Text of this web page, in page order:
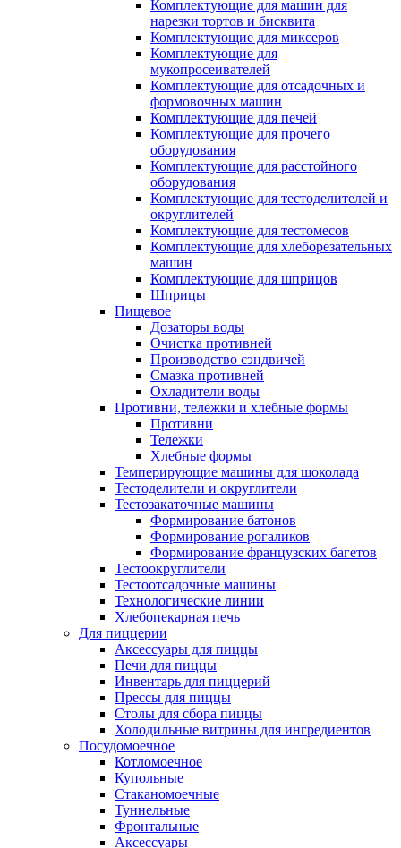
Комплектующие для машин для
нарезки тортов и бисквита
Комплектующие для миксеров
Комплектующие для
мукопросеивателей
Комплектующие для отсадочных и
формовочных машин
Комплектующие для печей
Комплектующие для прочего
оборудования
Комплектующие для расстойного
оборудования
Комплектующие для тестоделителей и
округлителей
Комплектующие для тестомесов
Комплектующие для хлеборезательных
машин
Комплектующие для шприцов
Шприцы
Пищевое
Дозаторы воды
Очистка противней
Производство сэндвичей
Смазка противней
Охладители воды
Противни, тележки и хлебные формы
Противни
Тележки
Хлебные формы
Темперирующие машины для шоколада
Тестоделители и округлители
Тестозакаточные машины
Формирование батонов
Формирование рогаликов
Формирование французских багетов
Тестоокруглители
Тестоотсадочные машины
Технологические линии
Хлебопекарная печь
Для пиццерии
Аксессуары для пиццы
Печи для пиццы
Инвентарь для пиццерий
Прессы для пиццы
Столы для сбора пиццы
Холодильные витрины для ингредиентов
Посудомоечное
Котломоечное
Купольные
Стаканомоечные
Туннельные
Фронтальные
Аксессуары